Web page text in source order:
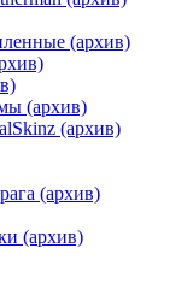
(архив)
(архив)
(архив)
(архив)
(архив)